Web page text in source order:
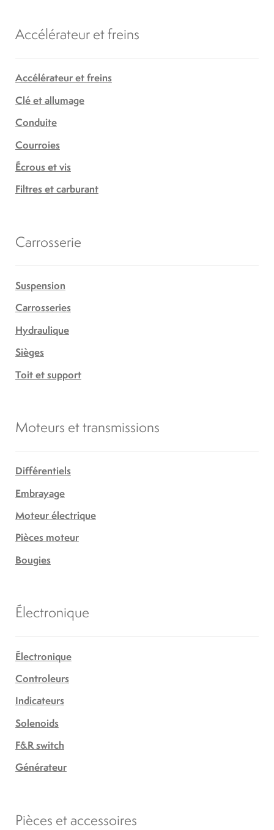
Accélérateur et freins
Accélérateur et freins
Clé et allumage
Conduite
Courroies
Écrous et vis
Filtres et carburant
Carrosserie
Suspension
Carrosseries
Hydraulique
Sièges
Toit et support
Moteurs et transmissions
Différentiels
Embrayage
Moteur électrique
Pièces moteur
Bougies
Électronique
Électronique
Controleurs
Indicateurs
Solenoids
F&R switch
Générateur
Pièces et accessoires